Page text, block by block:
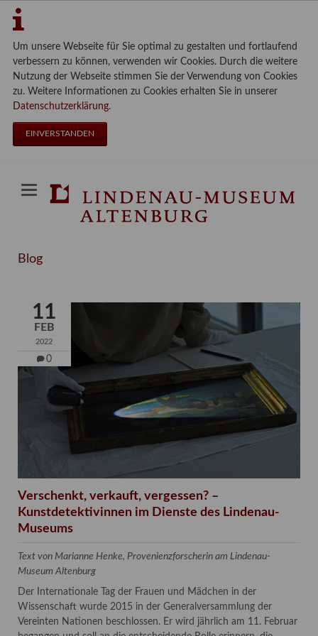
Um unsere Webseite für Sie optimal zu gestalten und fortlaufend
verbessern zu können, verwenden wir Cookies. Durch die weitere
Nutzung der Webseite stimmen Sie der Verwendung von Cookies
zu. Weitere Informationen zu Cookies erhalten Sie in unserer
Datenschutzerklärung.
EINVERSTANDEN
Blog
11
FEB
2022
0
Verschenkt, verkauft, vergessen? –
Kunstdetektivinnen im Dienste des Lindenau-
Museums
Text von Marianne Henke, Provenienzforscherin am Lindenau-
Museum Altenburg
Der Internationale Tag der Frauen und Mädchen in der
Wissenschaft wurde 2015 in der Generalversammlung der
Vereinten Nationen beschlossen. Er wird jährlich am 11. Februar